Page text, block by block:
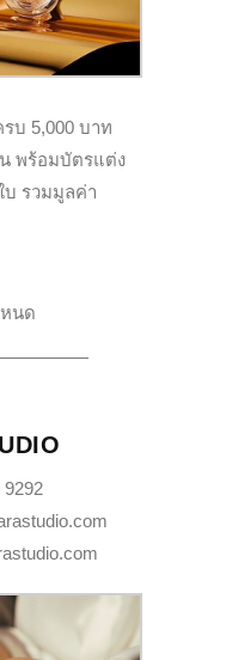
บ 5,000 บาท
พร้อมบัตรแต่ง
บ รวมมูลค่า
นด
9292